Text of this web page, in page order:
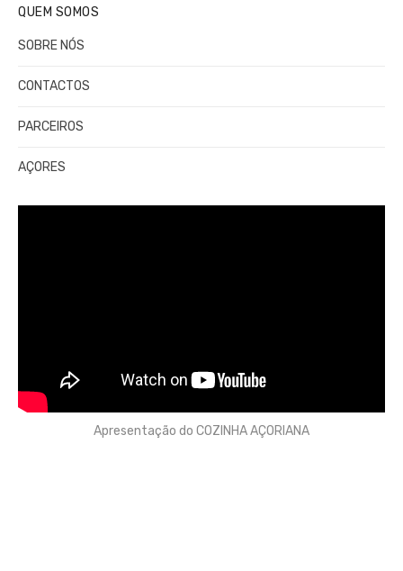
QUEM SOMOS
SOBRE NÓS
CONTACTOS
PARCEIROS
AÇORES
Apresentação do COZINHA AÇORIANA